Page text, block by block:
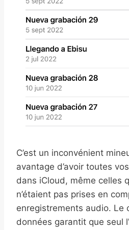
C’est un inconvénient
avantage d’avoir toutes
dans iCloud, même celles
n’étaient pas prises en
enregistrements audio. Le
données garantit que seul